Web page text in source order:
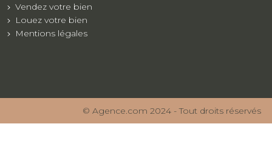
Vendez votre bien
Louez votre bien
Mentions légales
© Agence.com 2024 - Tout droits réservés